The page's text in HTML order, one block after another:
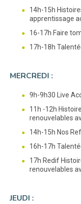
14h-15h
apprentissage
16-17h Faire
17h-18h
MERCREDI :
9h-9h30 Live
11h -12h
renouvelables
14h-15h Nos
16h-17h
17h Redif
renouvelables
JEUDI :